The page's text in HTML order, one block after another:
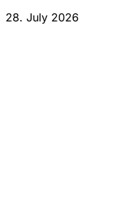
28. July 2026